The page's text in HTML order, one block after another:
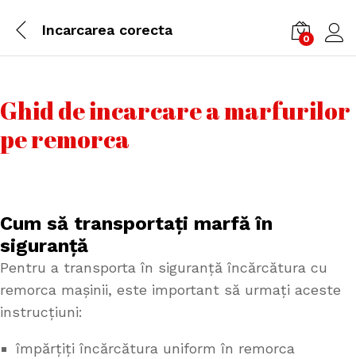
Incarcarea corecta
0
Ghid de incarcare a marfurilor
pe remorca
Cum să transportați marfă în
siguranță
Pentru a transporta în siguranță încărcătura cu
remorca mașinii, este important să urmați aceste
instrucțiuni:
împărțiți încărcătura uniform în remorca